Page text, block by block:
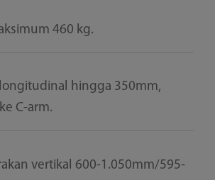
460 kg.
hingga 350mm,
C-arm.
vertikal 600-1.050mm/595-